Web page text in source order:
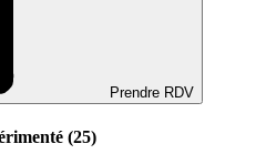
Prendre RDV
(25)